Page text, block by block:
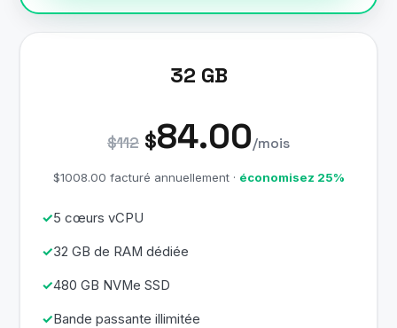
32 GB
$112 $84.00/mois
$1008.00 facturé annuellement · économisez 25%
5 cœurs vCPU
32 GB de RAM dédiée
480 GB NVMe SSD
Bande passante illimitée